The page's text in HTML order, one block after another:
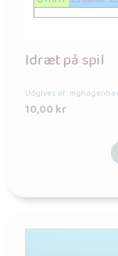
Idræt på spil
Udgives af:
10,00kr